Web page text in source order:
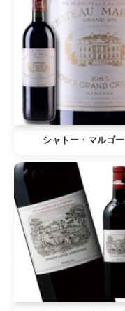
シャトー・マルゴー